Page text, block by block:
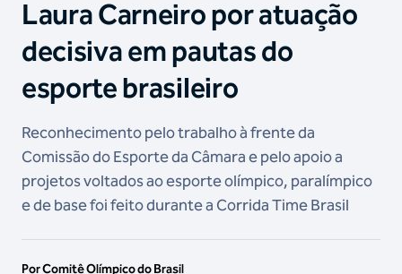
Laura Carneiro por atuação
decisiva em pautas do
esporte brasileiro
Reconhecimento pelo trabalho à frente da
Comissão do Esporte da Câmara e pelo apoio a
projetos voltados ao esporte olímpico, paralímpico
e de base foi feito durante a Corrida Time Brasil
Por Comitê Olímpico do Brasil